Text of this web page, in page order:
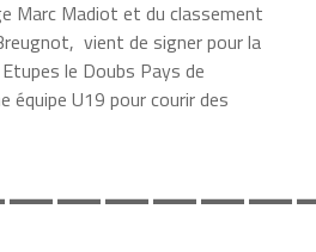
Marc Madiot et du classement
vient de signer pour la
le Doubs Pays de
équipe U19 pour courir des